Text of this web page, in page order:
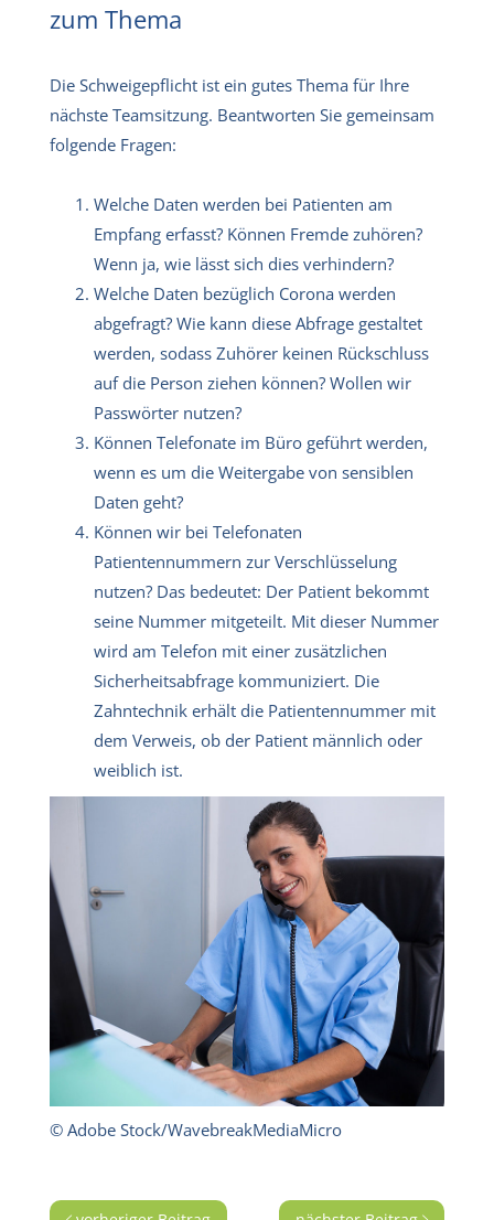
zum Thema
Die Schweigepflicht ist ein gutes Thema für Ihre
nächste Teamsitzung. Beantworten Sie gemeinsam
folgende Fragen:
Welche Daten werden bei Patienten am
Empfang erfasst? Können Fremde zuhören?
Wenn ja, wie lässt sich dies verhindern?
Welche Daten bezüglich Corona werden
abgefragt? Wie kann diese Abfrage gestaltet
werden, sodass Zuhörer keinen Rückschluss
auf die Person ziehen können? Wollen wir
Passwörter nutzen?
Können Telefonate im Büro geführt werden,
wenn es um die Weitergabe von sensiblen
Daten geht?
Können wir bei Telefonaten
Patientennummern zur Verschlüsselung
nutzen? Das bedeutet: Der Patient bekommt
seine Nummer mitgeteilt. Mit dieser Nummer
wird am Telefon mit einer zusätzlichen
Sicherheitsabfrage kommuniziert. Die
Zahntechnik erhält die Patientennummer mit
dem Verweis, ob der Patient männlich oder
weiblich ist.
© Adobe Stock/WavebreakMediaMicro